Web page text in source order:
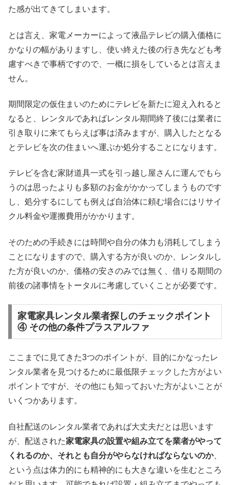
た感が出てきてしまいます。
とは言え、家電メーカーによって液晶テレビの購入価格に
かなりの幅がありますし、使い終えた後の行き先なども考
慮すべきで事柄ですので、一概に損をしているとは言えま
せん。
期間限定の仮住まいのためにテレビを新たに迎え入れると
なると、レンタルであればレンタル期間終了後には業者に
引き取りに来てもらえば事は済みますが、購入したとなる
とテレビを次の住まいへ運ぶか処分することになります。
テレビを含む家財道具一式を引っ越し屋さんに運んでもら
うのは思ったよりも多額のお金がかかってしまうものです
し、処分するにしても例えば自治体に頼む場合にはリサイ
クル料金や運搬費用がかかります。
そのための手続きには時間や自分の体力も消耗してしまう
ことになりますので、購入する方が良いのか、レンタルし
た方が良いのか、価格の安さのみでは無く、借りる期間の
前後の諸事情をトータルに考慮していくことが必要です。
家電家具レンタル業者探しのチェックポイント
④ その他の条件プラスアルファ
ここまでに見てきた3つのポイントが、目的にかなったレ
ンタル業者を見つけるために最低限チェックした方がよい
ポイントですが、その他にも知っておいた方がよいことが
いくつかあります。
自社配送のレンタル業者であれば大丈夫だとは思います
が、配送された家電家具の設置や組み立てを業者がやって
くれるのか、それとも自分がやらなければならないのか、
という点は体力的にも精神的にも大きな違いを生むところ